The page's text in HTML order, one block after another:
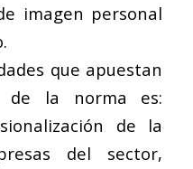
imagen personal
que apuestan
de la norma es:
de la
del sector,